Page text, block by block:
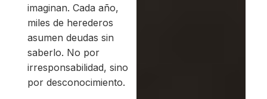
imaginan. Cada año,
miles de herederos
asumen deudas sin
saberlo. No por
irresponsabilidad, sino
por desconocimiento.